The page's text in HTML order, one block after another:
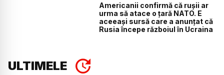
Americanii confirmă că rușii ar
urma să atace o țară NATO. E
aceeași sursă care a anunțat că
Rusia începe războiul în Ucraina
ULTIMELE